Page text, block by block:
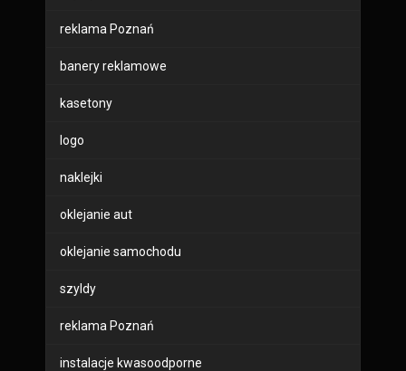
reklama Poznań
banery reklamowe
kasetony
logo
naklejki
oklejanie aut
oklejanie samochodu
szyldy
reklama Poznań
instalacje kwasoodporne